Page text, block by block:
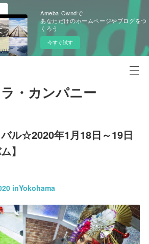
Ameba Owndで
あなただけのホームページやブログをつ
くろう
今すぐ試す
・カンパニー
ル☆2020年1月18日～19日
】
inYokohama